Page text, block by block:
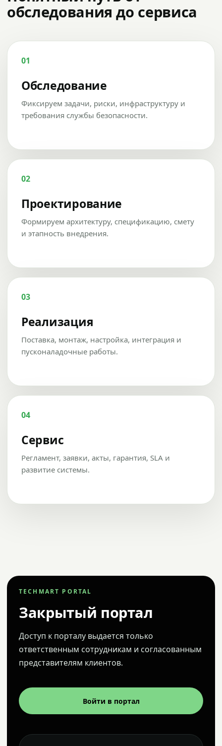
обследования до сервиса
01
Обследование
Фиксируем задачи, риски, инфраструктуру и
требования службы безопасности.
02
Проектирование
Формируем архитектуру, спецификацию, смету
и этапность внедрения.
03
Реализация
Поставка, монтаж, настройка, интеграция и
пусконаладочные работы.
04
Сервис
Регламент, заявки, акты, гарантия, SLA и
развитие системы.
TECHMART PORTAL
Закрытый портал
Доступ к порталу выдается только
ответственным сотрудникам и согласованным
представителям клиентов.
Войти в портал